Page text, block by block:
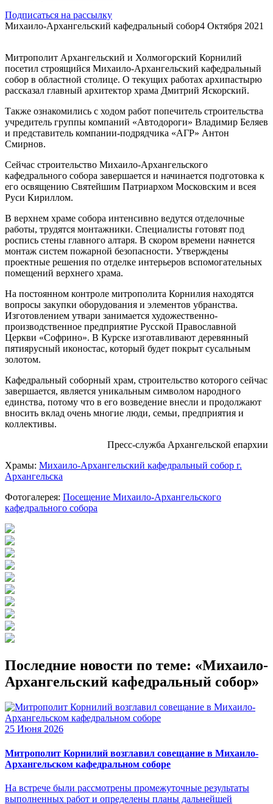
Подписаться на рассылку
Михаило-Архангельский кафедральный собор4 Октября 2021
Митрополит Архангельский и Холмогорский Корнилий
посетил строящийся Михаило-Архангельский кафедральный
собор в областной столице. О текущих работах архипастырю
рассказал главный архитектор храма Дмитрий Яскорский.
Также ознакомились с ходом работ попечитель строительства
учредитель группы компаний «Автодороги» Владимир Беляев
и представитель компании-подрядчика «АГР» Антон
Смирнов.
Сейчас строительство Михаило-Архангельского
кафедрального собора завершается и начинается подготовка к
его освящению Святейшим Патриархом Московским и всея
Руси Кириллом.
В верхнем храме собора интенсивно ведутся отделочные
работы, трудятся монтажники. Специалисты готовят под
роспись стены главного алтаря. В скором времени начнется
монтаж систем пожарной безопасности. Утверждены
проектные решения по отделке интерьеров вспомогательных
помещений верхнего храма.
На постоянном контроле митрополита Корнилия находятся
вопросы закупки оборудования и элементов убранства.
Изготовлением утвари занимается художественно-
производственное предприятие Русской Православной
Церкви «Софрино». В Курске изготавливают деревянный
пятиярусный иконостас, который будет покрыт сусальным
золотом.
Кафедральный соборный храм, строительство которого сейчас
завершается, является уникальным символом народного
единства, потому что в его возведение внесли и продолжают
вносить вклад очень многие люди, семьи, предприятия и
коллективы.
Пресс-служба Архангельской епархии
Храмы: Михаило-Архангельский кафедральный собор г.
Архангельска
Фотогалерея: Посещение Михаило-Архангельского
кафедрального собора
Последние новости по теме: «Михаило-
Архангельский кафедральный собор»
25 Июня 2026
Митрополит Корнилий возглавил совещание в Михаило-
Архангельском кафедральном соборе
На встрече были рассмотрены промежуточные результаты
выполненных работ и определены планы дальнейшей